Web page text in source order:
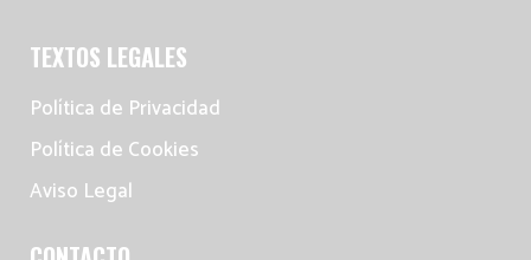
TEXTOS LEGALES
Política de Privacidad
Política de Cookies
Aviso Legal